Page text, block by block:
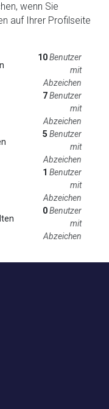
wenn Sie
auf Ihrer Profilseite
10Benutzer
mit
Abzeichen
7Benutzer
mit
Abzeichen
5 Benutzer
mit
Abzeichen
1 Benutzer
mit
Abzeichen
0Benutzer
mit
Abzeichen